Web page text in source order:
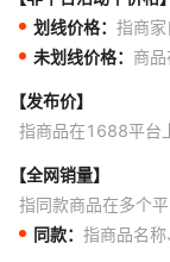
划线价格： 指商
未划线价格： 商
【发布价】
指商品在1688平台
【全网销量】
指同款商品在多个
同款： 指商品名